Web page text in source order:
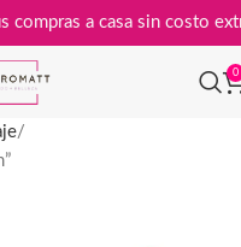
tus compras a casa sin
0